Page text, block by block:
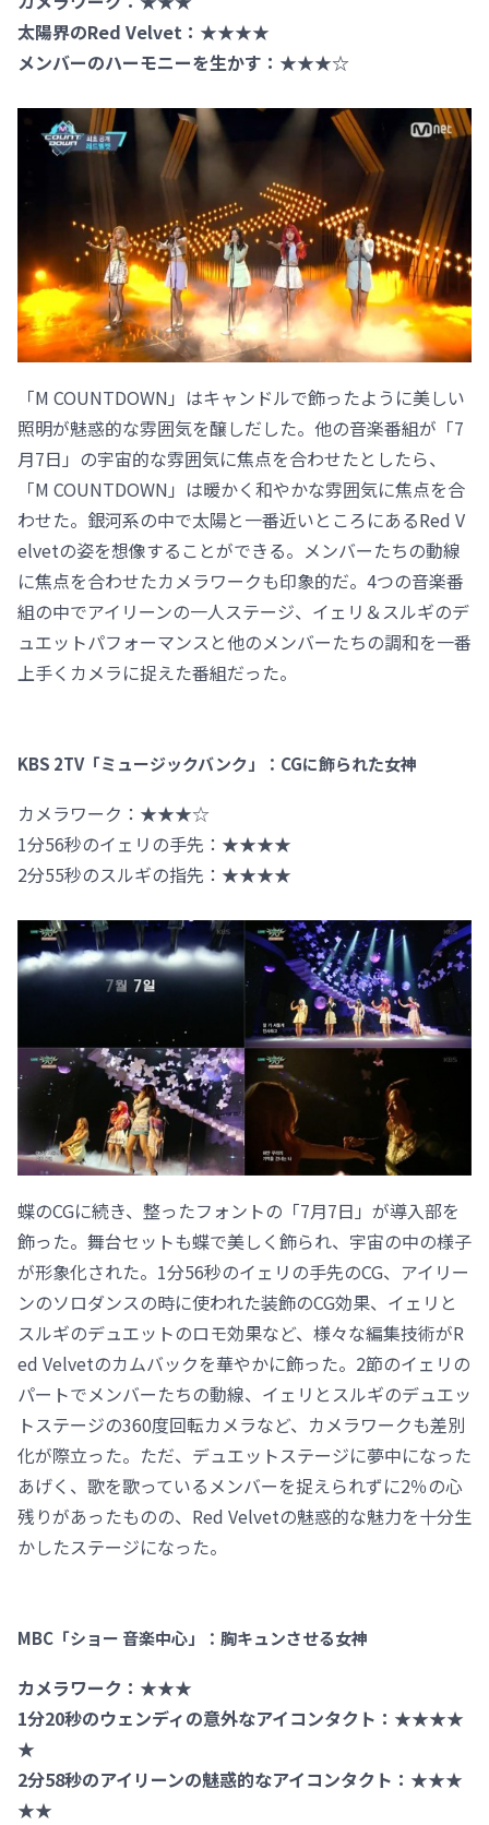
太陽界のRed Velvet：★★★★
メンバーのハーモニーを生かす：★★★☆
「M COUNTDOWN」はキャンドルで飾ったように美しい
照明が魅惑的な雰囲気を醸しだした。他の音楽番組が「7
月7日」の宇宙的な雰囲気に焦点を合わせたとしたら、
「M COUNTDOWN」は暖かく和やかな雰囲気に焦点を合
わせた。銀河系の中で太陽と一番近いところにあるRed V
elvetの姿を想像することができる。メンバーたちの動線
に焦点を合わせたカメラワークも印象的だ。4つの音楽番
組の中でアイリーンの一人ステージ、イェリ＆スルギのデ
ュエットパフォーマンスと他のメンバーたちの調和を一番
上手くカメラに捉えた番組だった。
KBS 2TV「ミュージックバンク」：CGに飾られた女神
カメラワーク：★★★☆
1分56秒のイェリの手先：★★★★
2分55秒のスルギの指先：★★★★
蝶のCGに続き、整ったフォントの「7月7日」が導入部を
飾った。舞台セットも蝶で美しく飾られ、宇宙の中の様子
が形象化された。1分56秒のイェリの手先のCG、アイリー
ンのソロダンスの時に使われた装飾のCG効果、イェリと
スルギのデュエットのロモ効果など、様々な編集技術がR
ed Velvetのカムバックを華やかに飾った。2節のイェリの
パートでメンバーたちの動線、イェリとスルギのデュエッ
トステージの360度回転カメラなど、カメラワークも差別
化が際立った。ただ、デュエットステージに夢中になった
あげく、歌を歌っているメンバーを捉えられずに2％の心
残りがあったものの、Red Velvetの魅惑的な魅力を十分生
かしたステージになった。
MBC「ショー 音楽中心」：胸キュンさせる女神
カメラワーク：★★★
1分20秒のウェンディの意外なアイコンタクト：★★★★
★
2分58秒のアイリーンの魅惑的なアイコンタクト：★★★
★★